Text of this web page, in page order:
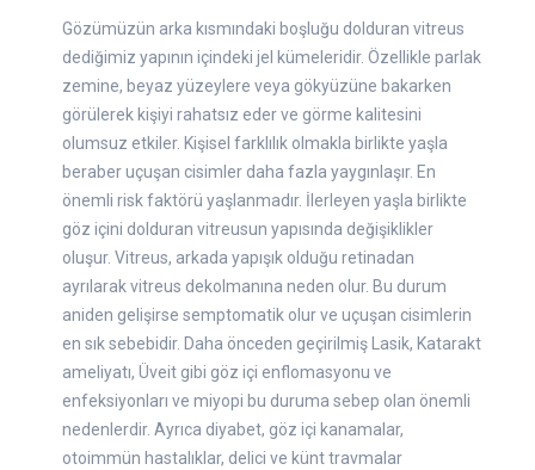
Gözümüzün arka kısmındaki boşluğu dolduran vitreus
dediğimiz yapının içindeki jel kümeleridir. Özellikle parlak
zemine, beyaz yüzeylere veya gökyüzüne bakarken
görülerek kişiyi rahatsız eder ve görme kalitesini
olumsuz etkiler. Kişisel farklılık olmakla birlikte yaşla
beraber uçuşan cisimler daha fazla yaygınlaşır. En
önemli risk faktörü yaşlanmadır. İlerleyen yaşla birlikte
göz içini dolduran vitreusun yapısında değişiklikler
oluşur. Vitreus, arkada yapışık olduğu retinadan
ayrılarak vitreus dekolmanına neden olur. Bu durum
aniden gelişirse semptomatik olur ve uçuşan cisimlerin
en sık sebebidir. Daha önceden geçirilmiş Lasik, Katarakt
ameliyatı, Üveit gibi göz içi enflomasyonu ve
enfeksiyonları ve miyopi bu duruma sebep olan önemli
nedenlerdir. Ayrıca diyabet, göz içi kanamalar,
otoimmün hastalıklar, delici ve künt travmalar